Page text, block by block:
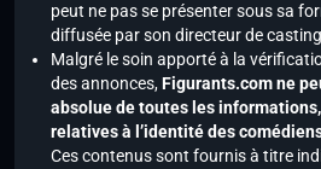
peut ne pas se présenter sous sa
diffusée par son directeur de
Malgré le soin apporté à la
des annonces,Figurants.com ne
absolue de toutes les
relatives à l’identité des
Ces contenus sont fournis à titre